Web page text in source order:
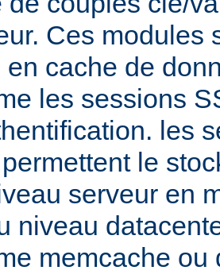
Ces modules
en cache de
les sessions
les
le
serveur en
niveau
memcache ou